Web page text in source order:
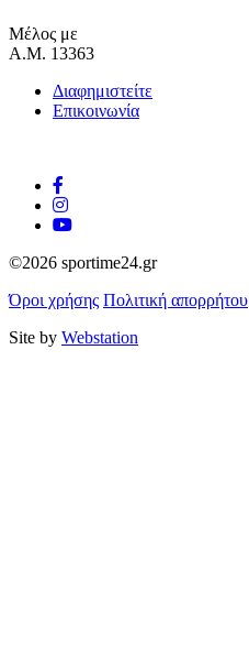
Μέλος με
Α.Μ. 13363
Διαφημιστείτε
Επικοινωνία
©2026 sportime24.gr
Όροι χρήσης Πολιτική απορρήτου
Site by Webstation